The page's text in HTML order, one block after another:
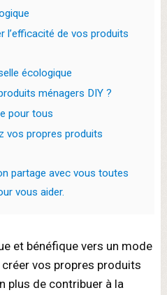
l’efficacité de vos produits
écologique
ménagers DIY ?
pour tous
vos propres produits
partage avec vous toutes
vous aider.
et bénéfique vers un mode
vos propres produits
plus de contribuer à la